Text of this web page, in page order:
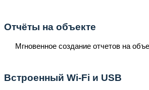
Отчёты на объекте
Мгновенное создание отчетов на
Встроенный Wi-Fi и USB